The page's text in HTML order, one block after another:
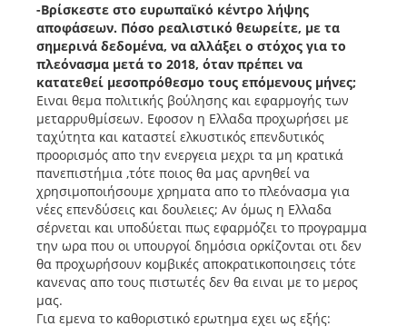
-Βρίσκεστε στο ευρωπαϊκό κέντρο λήψης
αποφάσεων. Πόσο ρεαλιστικό θεωρείτε, με τα
σημερινά δεδομένα, να αλλάξει ο στόχος για το
πλεόνασμα μετά το 2018, όταν πρέπει να
κατατεθεί μεσοπρόθεσμο τους επόμενους μήνες;
Ειναι θεμα πολιτικής βούλησης και εφαρμογής των
μεταρρυθμίσεων. Εφοσον η Ελλαδα προχωρήσει με
ταχύτητα και καταστεί ελκυστικός επενδυτικός
προορισμός απο την ενεργεια μεχρι τα μη κρατικά
πανεπιστήμια ,τότε ποιος θα μας αρνηθεί να
χρησιμοποιήσουμε χρηματα απο το πλεόνασμα για
νέες επενδύσεις και δουλειες; Αν όμως η Ελλαδα
σέρνεται και υποδύεται πως εφαρμόζει το προγραμμα
την ωρα που οι υπουργοί δημόσια ορκίζονται οτι δεν
θα προχωρήσουν κομβικές αποκρατικοποιησεις τότε
κανενας απο τους πιστωτές δεν θα ειναι με το μερος
μας.
Για εμενα το καθοριστικό ερωτημα εχει ως εξής: